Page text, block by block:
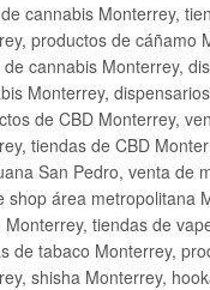
cannabis Monterrey,
productos de cáñamo
cannabis Monterrey,
Monterrey,
de CBD Monterrey,
tiendas de CBD
San Pedro, venta de
shop área metropolitana
Monterrey, tiendas de
de tabaco Monterrey,
shisha Monterrey,